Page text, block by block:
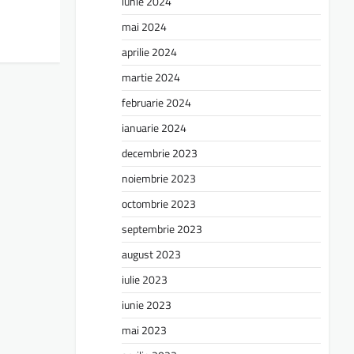
mai 2024
aprilie 2024
martie 2024
februarie 2024
ianuarie 2024
decembrie 2023
noiembrie 2023
octombrie 2023
septembrie 2023
august 2023
iulie 2023
iunie 2023
mai 2023